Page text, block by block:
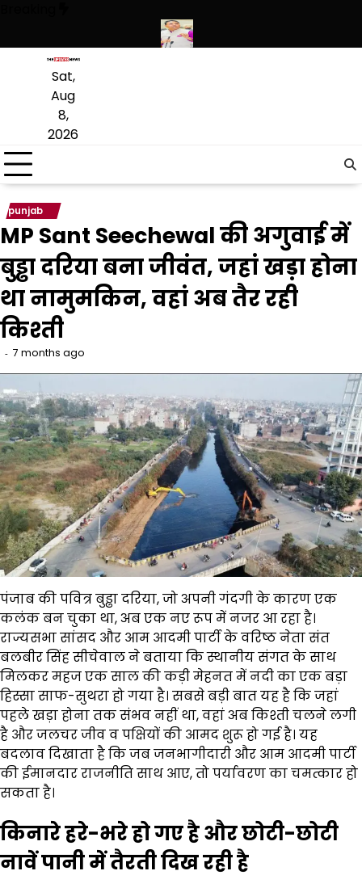
content
Sat,
Aug
8,
2026
punjab
MP Sant Seechewal की अगुवाई में
बुड्ढा दरिया बना जीवंत, जहां खड़ा होना
था नामुमकिन, वहां अब तैर रही
किश्ती
7 months ago
पंजाब की पवित्र बुड्ढा दरिया, जो अपनी गंदगी के कारण एक
कलंक बन चुका था, अब एक नए रूप में नजर आ रहा है।
राज्यसभा सांसद और आम आदमी पार्टी के वरिष्ठ नेता संत
बलबीर सिंह सीचेवाल ने बताया कि स्थानीय संगत के साथ
मिलकर महज एक साल की कड़ी मेहनत में नदी का एक बड़ा
हिस्सा साफ-सुथरा हो गया है। सबसे बड़ी बात यह है कि जहां
पहले खड़ा होना तक संभव नहीं था, वहां अब किश्ती चलने लगी
है और जलचर जीव व पक्षियों की आमद शुरू हो गई है। यह
बदलाव दिखाता है कि जब जनभागीदारी और आम आदमी पार्टी
की ईमानदार राजनीति साथ आए, तो पर्यावरण का चमत्कार हो
सकता है।
किनारे हरे-भरे हो गए है और छोटी-छोटी
नावें पानी में तैरती दिख रही है